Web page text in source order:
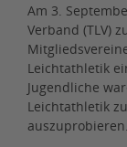
Am 3.
Verband (TLV)
Leichtathletik
Jugendliche
Leichtathletik
auszuprobieren.